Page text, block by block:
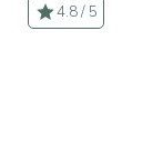
4.8 / 5